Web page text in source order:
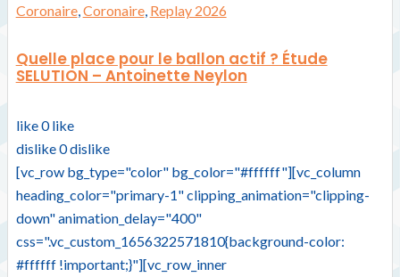
Coronaire, Coronaire, Replay 2026
Quelle place pour le ballon actif ? Étude
SELUTION – Antoinette Neylon
like0 like
dislike0dislike
[vc_row bg_type="color" bg_color="#ffffff"][vc_column
heading_color="primary-1" clipping_animation="clipping-
down" animation_delay="400"
css=".vc_custom_1656322571810{background-color:
#ffffff !important;}"][vc_row_inner